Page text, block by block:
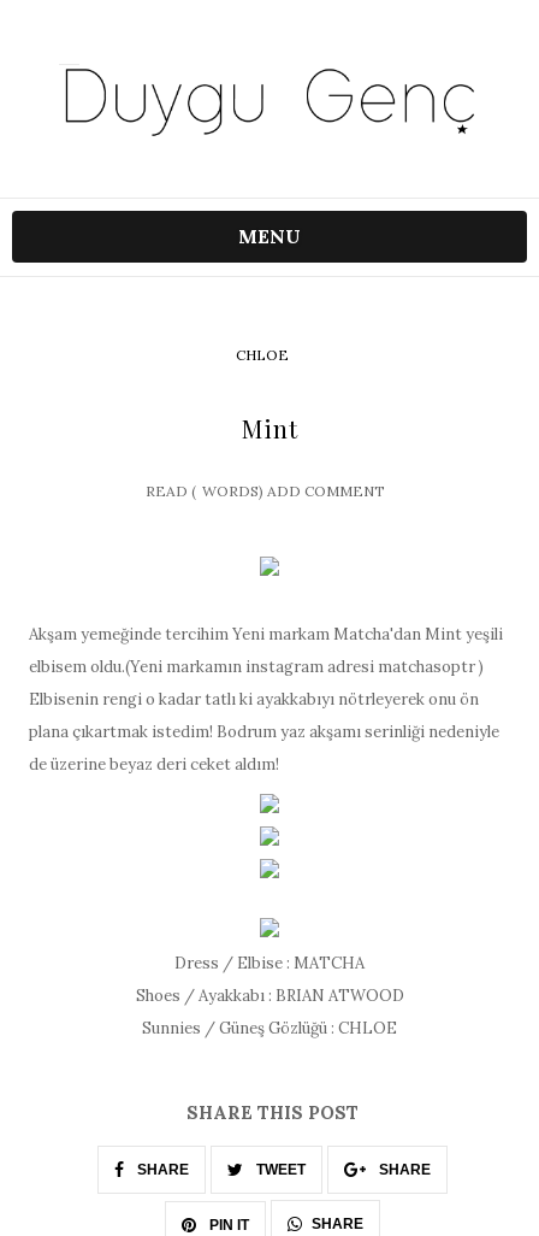
MENU
CHLOE
Mint
READ ( WORDS) ADD COMMENT
Akşam yemeğinde tercihim Yeni markam Matcha'dan Mint yeşili
elbisem oldu.(Yeni markamın instagram adresi matchasoptr )
Elbisenin rengi o kadar tatlı ki ayakkabıyı nötrleyerek onu ön
plana çıkartmak istedim! Bodrum yaz akşamı serinliği nedeniyle
de üzerine beyaz deri ceket aldım!
Dress / Elbise : MATCHA
Shoes / Ayakkabı : BRIAN ATWOOD
Sunnies / Güneş Gözlüğü : CHLOE
SHARE THIS POST
SHARE TWEET SHARE
PIN IT SHARE